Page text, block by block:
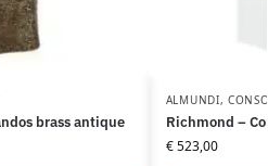
brass antique
ALMUNDI,
Richmond –
€523,00